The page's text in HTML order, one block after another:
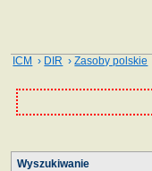
ICM › DIR ›Zasoby polskie
Wyszukiwanie